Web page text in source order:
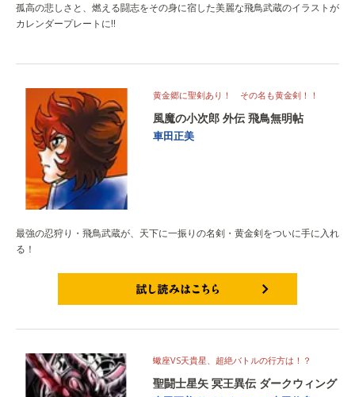
孤高の悲しさと、燃える闘志をその身に宿した美麗な飛鳥武蔵のイラストが
カレンダープレートに‼
黄金郷に聖剣あり！ その名も黄金剣！！
風魔の小次郎 外伝 飛鳥無明帖
車田正美
最強の忍狩り・飛鳥武蔵が、天下に一振りの名剣・黄金剣をついに手に入れ
る！
蠍座VS天貴星、超絶バトルの行方は！？
聖闘士星矢 冥王異伝 ダークウィング